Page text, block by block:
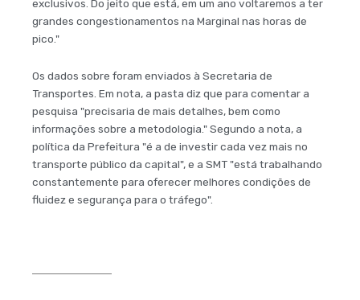
exclusivos. Do jeito que está, em um ano voltaremos a ter
grandes congestionamentos na Marginal nas horas de
pico."
Os dados sobre foram enviados à Secretaria de
Transportes. Em nota, a pasta diz que para comentar a
pesquisa "precisaria de mais detalhes, bem como
informações sobre a metodologia." Segundo a nota, a
política da Prefeitura "é a de investir cada vez mais no
transporte público da capital", e a SMT "está trabalhando
constantemente para oferecer melhores condições de
fluidez e segurança para o tráfego".